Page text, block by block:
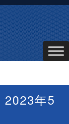
2023年5